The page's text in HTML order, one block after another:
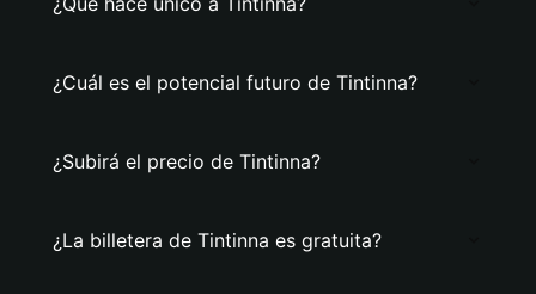
¿Cuál es el potencial futuro de Tintinna?
¿Subirá el precio de Tintinna?
¿La billetera de Tintinna es gratuita?